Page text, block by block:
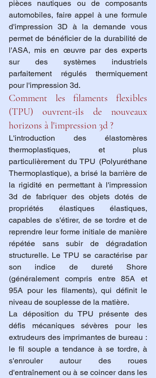
pièces nautiques ou de composants
automobiles, faire appel à une formule
d'impression 3D à la demande vous
permet de bénéficier de la durabilité de
l'ASA, mis en œuvre par des experts
sur des systèmes industriels
parfaitement régulés thermiquement
pour l'impression 3d.
Comment les filaments flexibles
(TPU) ouvrent-ils de nouveaux
horizons à l'impression 3d ?
L'introduction des élastomères
thermoplastiques, et plus
particulièrement du TPU (Polyuréthane
Thermoplastique), a brisé la barrière de
la rigidité en permettant à l'impression
3d de fabriquer des objets dotés de
propriétés élastiques élastiques,
capables de s'étirer, de se tordre et de
reprendre leur forme initiale de manière
répétée sans subir de dégradation
structurelle. Le TPU se caractérise par
son indice de dureté Shore
(généralement compris entre 85A et
95A pour les filaments), qui définit le
niveau de souplesse de la matière.
La déposition du TPU présente des
défis mécaniques sévères pour les
extrudeurs des imprimantes de bureau :
le fil souple a tendance à se tordre, à
s'enrouler autour des roues
d'entraînement ou à se coincer dans les